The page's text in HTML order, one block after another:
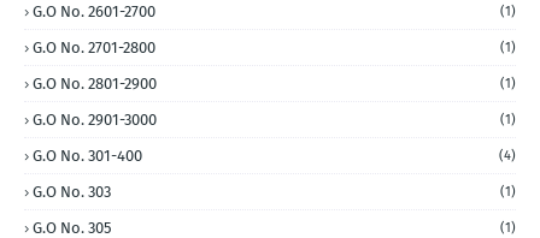
G.O No. 2601-2700 (1)
G.O No. 2701-2800 (1)
G.O No. 2801-2900 (1)
G.O No. 2901-3000 (1)
G.O No. 301-400 (4)
G.O No. 303 (1)
G.O No. 305 (1)